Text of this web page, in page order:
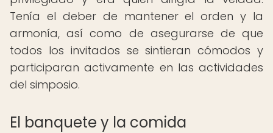
Tenía el deber de mantener el orden y la
armonía, así como de asegurarse de que
todos los invitados se sintieran cómodos y
participaran activamente en las actividades
del simposio.
El banquete y la comida